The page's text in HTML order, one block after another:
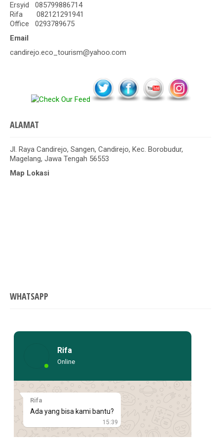
Ersyid 085799886714
Rifa 082121291941
Office 0293789675
Email
candirejo.eco_tourism@yahoo.com
ALAMAT
Jl. Raya Candirejo, Sangen, Candirejo, Kec. Borobudur,
Magelang, Jawa Tengah 56553
Map Lokasi
WHATSAPP
Rifa
Online
Rifa
Ada yang bisa kami bantu?
15:39